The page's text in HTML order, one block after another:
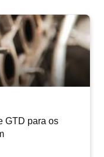
GTD para os